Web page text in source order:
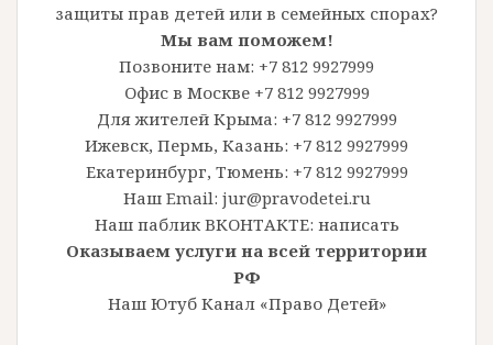
защиты прав детей или в семейных спорах?
Мы вам поможем!
Позвоните нам: +7 812 9927999
Офис в Москве +7 812 9927999
Для жителей Крыма: +7 812 9927999
Ижевск, Пермь, Казань: +7 812 9927999
Екатеринбург, Тюмень: +7 812 9927999
Наш Email: jur@pravodetei.ru
Наш паблик ВКОНТАКТЕ: написать
Оказываем услуги на всей территории
РФ
Наш Ютуб Канал «Право Детей»